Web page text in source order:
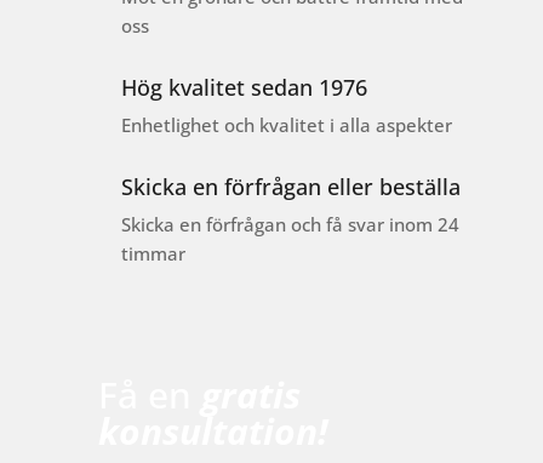
oss
Hög kvalitet sedan 1976
Enhetlighet och kvalitet i alla aspekter
Skicka en förfrågan eller beställa
Skicka en förfrågan och få svar inom 24
timmar